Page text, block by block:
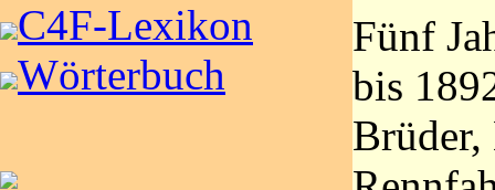
C4F-Lexikon
Wörterbuch
Fünf
bis
Brüder,